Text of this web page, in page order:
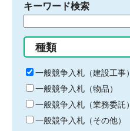
キーワード検索
る
キ
ー
ワ
ー
ド
種類
一般競争入札（建設工事）
一般競争入札（物品）
一般競争入札（業務委託）
一般競争入札（その他）